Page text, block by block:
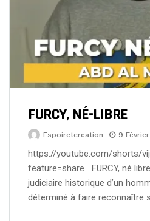
FURCY, NÉ-LIBRE
Espoiretcreation 9
https://youtube.com/shorts/
feature=share FURCY, né
judiciaire historique d’un
déterminé à faire reconnaître